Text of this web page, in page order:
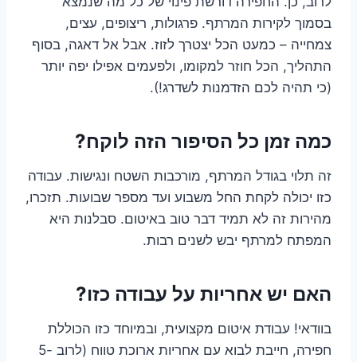
בסמוך לקירות המרתף. פרגולות, ריצופים, עצים,
צמחייה – כמעט הכל יצטרך לזוז. אבל אל דאגה, בסוף
התהליך, הכל חוזר למקומו, ולפעמים אפילו יפה יותר
(כי תהיה לכם הזדמנות לשדרג!).
כמה זמן כל הסיפור הזה לוקח?
זה תלוי בגודל המרתף, מורכבות השטח ונגישות. עבודה
כזו יכולה לקחת החל משבוע ועד מספר שבועות. תזכרו,
מהירות זה לא תמיד דבר טוב באיטום. סבלנות היא
המפתח למרתף יבש לשנים רבות.
האם יש אחריות על עבודה כזו?
בוודאי! עבודת איטום מקצועית, ובמיוחד כזו הכוללת
חפירה, חייבת לבוא עם אחריות ארוכת טווח (לרוב 5-